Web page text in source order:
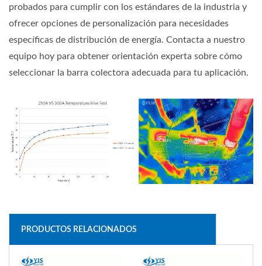
probados para cumplir con los estándares de la industria y
ofrecer opciones de personalización para necesidades
específicas de distribución de energía. Contacta a nuestro
equipo hoy para obtener orientación experta sobre cómo
seleccionar la barra colectora adecuada para tu aplicación.
PRODUCTOS RELACIONADOS